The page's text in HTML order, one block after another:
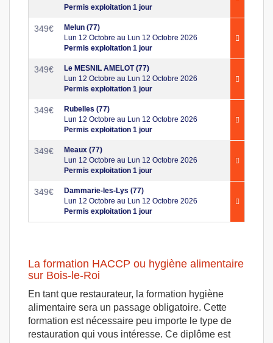
Permis exploitation 1 jour
349€
Melun (77)
Lun 12 Octobre au Lun 12 Octobre 2026
Permis exploitation 1 jour
349€
Le MESNIL AMELOT (77)
Lun 12 Octobre au Lun 12 Octobre 2026
Permis exploitation 1 jour
349€
Rubelles (77)
Lun 12 Octobre au Lun 12 Octobre 2026
Permis exploitation 1 jour
349€
Meaux (77)
Lun 12 Octobre au Lun 12 Octobre 2026
Permis exploitation 1 jour
349€
Dammarie-les-Lys (77)
Lun 12 Octobre au Lun 12 Octobre 2026
Permis exploitation 1 jour
La formation HACCP ou hygiène alimentaire
sur Bois-le-Roi
En tant que restaurateur, la formation hygiène
alimentaire sera un passage obligatoire. Cette
formation est nécessaire peu importe le type de
restauration qui vous intéresse. Ce diplôme est